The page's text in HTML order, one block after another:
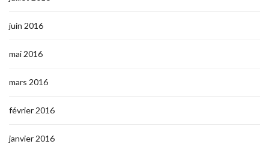
juin 2016
mai 2016
mars 2016
février 2016
janvier 2016